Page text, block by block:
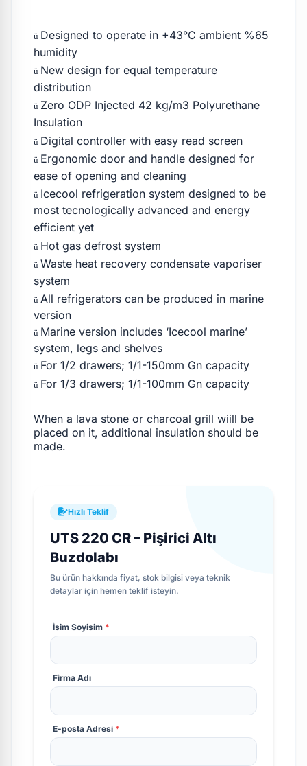
ü Designed to operate in +43°C ambient %65
humidity
ü New design for equal temperature
distribution
ü Zero ODP Injected 42 kg/m3 Polyurethane
Insulation
ü Digital controller with easy read screen
ü Ergonomic door and handle designed for
ease of opening and cleaning
ü Icecool refrigeration system designed to be
most tecnologically advanced and energy
efficient yet
ü Hot gas defrost system
ü Waste heat recovery condensate vaporiser
system
ü All refrigerators can be produced in marine
version
ü Marine version includes ‘Icecool marine’
system, legs and shelves
ü For 1/2 drawers; 1/1-150mm Gn capacity
ü For 1/3 drawers; 1/1-100mm Gn capacity
When a lava stone or charcoal grill wiill be
placed on it, additional insulation should be
made.
Hızlı Teklif
UTS 220 CR – Pişirici Altı
Buzdolabı
Bu ürün hakkında fiyat, stok bilgisi veya teknik
detaylar için hemen teklif isteyin.
İsim Soyisim *
Firma Adı
E-posta Adresi *